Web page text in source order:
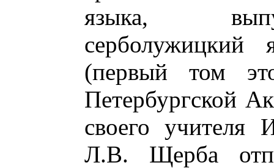
языка,
(первый том
Петербургской
своего учителя
Л.В. Щерба